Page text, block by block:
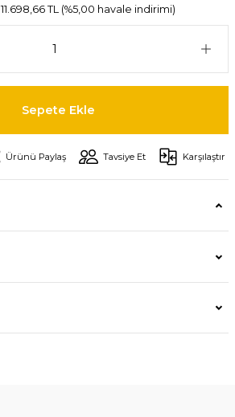
11.698,66 TL (%5,00 havale indirimi)
Sepete Ekle
Ürünü Paylaş Tavsiye Et Karşılaştır